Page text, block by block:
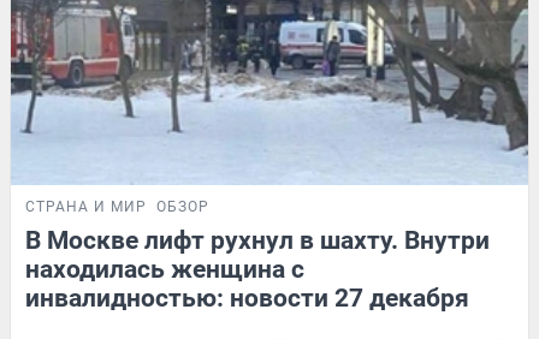
СТРАНА И МИР ОБЗОР
В Москве лифт рухнул в шахту. Внутри
находилась женщина с
инвалидностью: новости 27 декабря